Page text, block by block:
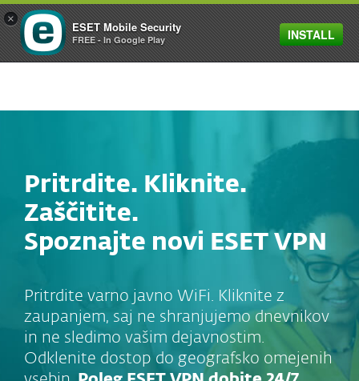
MENU
Pritrdite. Kliknite.
Zaščitite.
Spoznajte novi ESET VPN
Pritrdite varno javno WiFi. Kliknite z
zaupanjem, saj ne shranjujemo dnevnikov
in ne sledimo vašim dejavnostim.
Odklenite dostop do geografsko omejenih
×
ESET Mobile Security
FREE - In Google Play INSTALL